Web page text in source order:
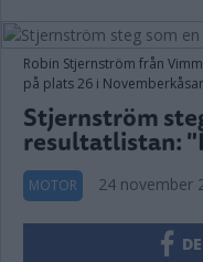
Robin Stjernström från
på plats 26 i
Stjernström
resultatlistan:
MOTOR 24 november